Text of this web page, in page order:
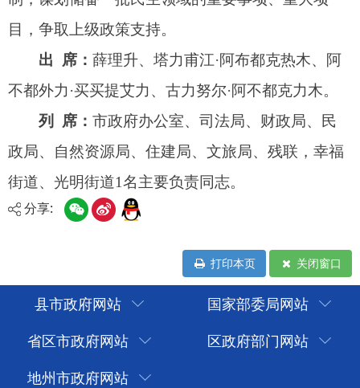
分享:
打印本页 关闭窗口
县市政府网站
国家部委局网站
省区市政府网站
区政府部门网站
地州市政府网站